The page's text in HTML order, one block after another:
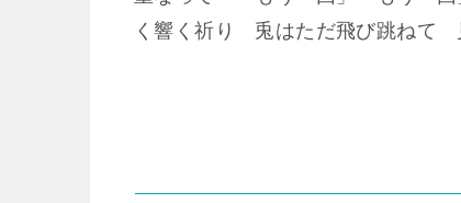
く響く祈り 兎はただ飛び跳ねて